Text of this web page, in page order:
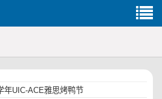
年UIC-ACE雅思烤鸭节